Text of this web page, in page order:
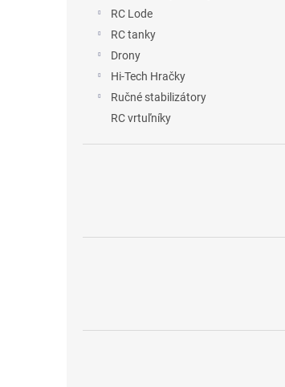
RC Lode
RC tanky
Drony
Hi-Tech Hračky
Ručné stabilizátory
RC vrtuľníky